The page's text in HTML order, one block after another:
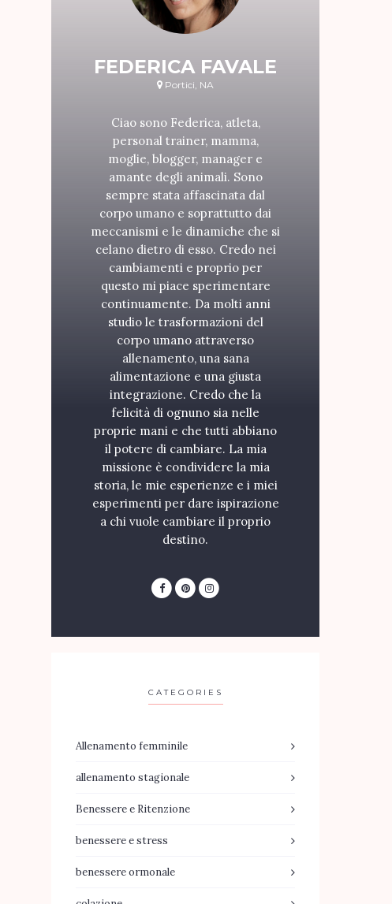
FEDERICA FAVALE
Portici, NA
Ciao sono Federica, atleta,
personal trainer, mamma,
moglie, blogger, manager e
amante degli animali. Sono
sempre stata affascinata dal
corpo umano e soprattutto dai
meccanismi e le dinamiche che si
celano dietro di esso. Credo nei
cambiamenti e proprio per
questo mi piace sperimentare
continuamente. Da molti anni
studio le trasformazioni del
corpo umano attraverso
allenamento, una sana
alimentazione e una giusta
integrazione. Credo che la
felicità di ognuno sia nelle
proprie mani e che tutti abbiano
il potere di cambiare. La mia
missione è condividere la mia
storia, le mie esperienze e i miei
esperimenti per dare ispirazione
a chi vuole cambiare il proprio
destino.
CATEGORIES
Allenamento femminile
allenamento stagionale
Benessere e Ritenzione
benessere e stress
benessere ormonale